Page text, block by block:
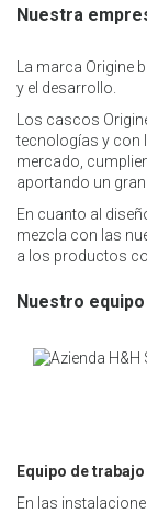
Nuestra
La marca Origine
y el desarrollo.
Los cascos
tecnologías y con
mercado,
aportando un
En cuanto al
mezcla con las
a los productos
Nuestro equipo
Equipo de
En las